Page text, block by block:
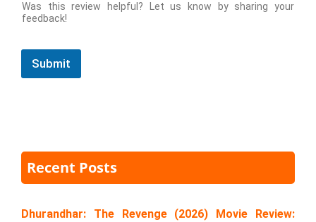
Was this review helpful? Let us know by sharing your
feedback!
Submit
Recent Posts
Dhurandhar: The Revenge (2026) Movie Review: